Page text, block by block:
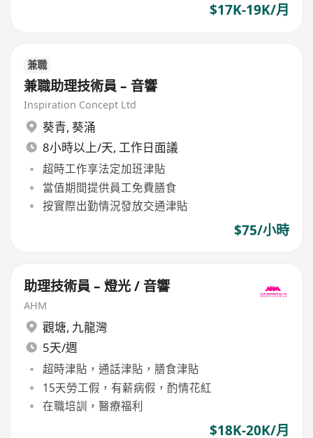
$17K-19K/月
兼職
兼職助理技術員 – 音響
Inspiration Concept Ltd
葵青, 葵涌
8小時以上/天, 工作日面議
超時工作享法定加班津貼
當值期間提供員工免費膳食
按實際出勤情況發放交通津貼
$75/小時
助理技術員 – 燈光 / 音響
AHM
觀塘, 九龍灣
5天/週
超時津貼，通話津貼，膳食津貼
15天勞工假，有薪病假，酌情花紅
在職培訓，醫療福利
$18K-20K/月